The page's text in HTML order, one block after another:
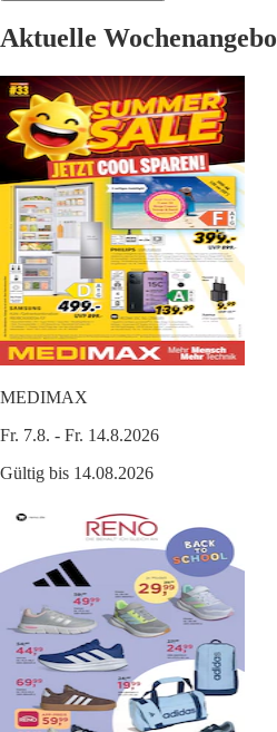
Aktuelle
MEDIMAX
Fr. 7.8. - Fr. 14.8.2026
Gültig bis 14.08.2026